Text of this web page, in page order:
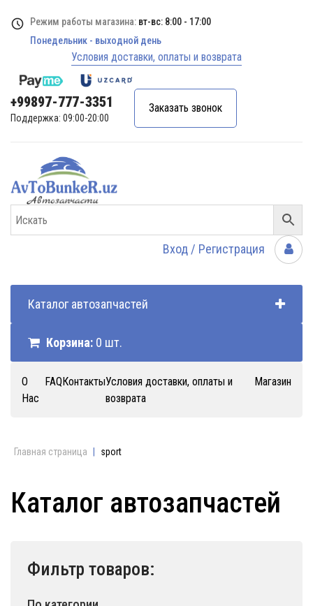
Режим работы магазина: вт-вс: 8:00 - 17:00
Понедельник - выходной день
Условия доставки, оплаты и возврата
+99897-777-3351
Поддержка: 09:00-20:00
Заказать звонок
Вход / Регистрация
Каталог автозапчастей
Корзина: 0 шт.
О
Нас
FAQКонтактыУсловия доставки, оплаты и
возврата
Магазин
Главная страница sport
Каталог автозапчастей
Фильтр товаров: